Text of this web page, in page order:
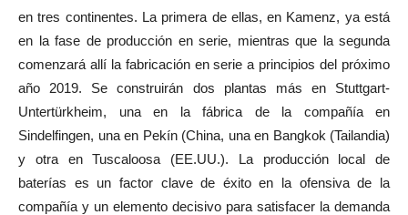
en tres continentes. La primera de ellas, en Kamenz, ya está
en la fase de producción en serie, mientras que la segunda
comenzará allí la fabricación en serie a principios del próximo
año 2019. Se construirán dos plantas más en Stuttgart-
Untertürkheim, una en la fábrica de la compañía en
Sindelfingen, una en Pekín (China, una en Bangkok (Tailandia)
y otra en Tuscaloosa (EE.UU.). La producción local de
baterías es un factor clave de éxito en la ofensiva de la
compañía y un elemento decisivo para satisfacer la demanda